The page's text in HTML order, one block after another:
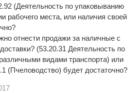
(Деятельность по упаковыванию
рабочего места, или наличия своей
отнести продажи за наличные с
(53.20.31 Деятельность по
видами транспорта) или
(Пчеловодство) будет достаточно?